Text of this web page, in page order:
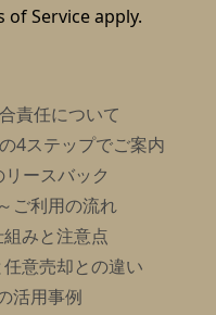
of Serviceapply.
責任について
4ステップでご案内
ースバック
ご利用の流れ
みと注意点
意売却との違い
活用事例